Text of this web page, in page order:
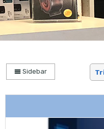
Sidebar